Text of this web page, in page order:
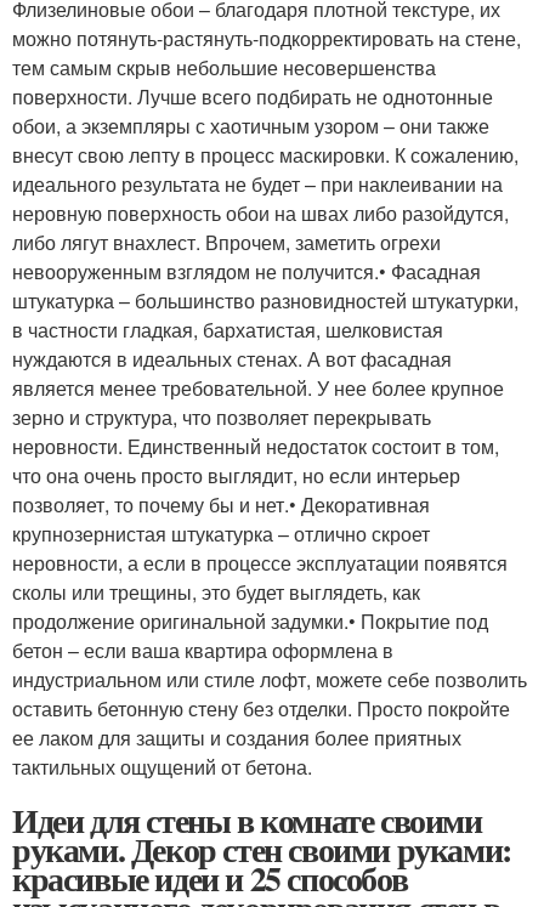
Флизелиновые обои – благодаря плотной текстуре, их
можно потянуть-растянуть-подкорректировать на стене,
тем самым скрыв небольшие несовершенства
поверхности. Лучше всего подбирать не однотонные
обои, а экземпляры с хаотичным узором – они также
внесут свою лепту в процесс маскировки. К сожалению,
идеального результата не будет – при наклеивании на
неровную поверхность обои на швах либо разойдутся,
либо лягут внахлест. Впрочем, заметить огрехи
невооруженным взглядом не получится.• Фасадная
штукатурка – большинство разновидностей штукатурки,
в частности гладкая, бархатистая, шелковистая
нуждаются в идеальных стенах. А вот фасадная
является менее требовательной. У нее более крупное
зерно и структура, что позволяет перекрывать
неровности. Единственный недостаток состоит в том,
что она очень просто выглядит, но если интерьер
позволяет, то почему бы и нет.• Декоративная
крупнозернистая штукатурка – отлично скроет
неровности, а если в процессе эксплуатации появятся
сколы или трещины, это будет выглядеть, как
продолжение оригинальной задумки.• Покрытие под
бетон – если ваша квартира оформлена в
индустриальном или стиле лофт, можете себе позволить
оставить бетонную стену без отделки. Просто покройте
ее лаком для защиты и создания более приятных
тактильных ощущений от бетона.
Идеи для стены в комнате своими
руками. Декор стен своими руками:
красивые идеи и 25 способов